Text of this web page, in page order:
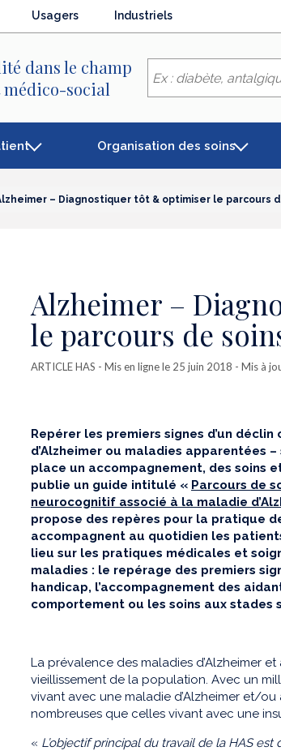
Usagers Industriels
dans le champ
social
Organisation des soins
– Diagnostiquer tôt & optimiser le parcours
Alzheimer –
le parcours de
ARTICLE HAS - Mis en ligne le 25 juin 2018 - Mis à
Repérer les premiers signes d’un
d’Alzheimer ou maladies apparentées
place un accompagnement, des soins
publie un guide intitulé « Parcours de
neurocognitif associé à la maladie
propose des repères pour la pratique
accompagnent au quotidien les
lieu sur les pratiques médicales et
maladies : le repérage des premiers
handicap, l’accompagnement des
comportement ou les soins aux stades
La prévalence des maladies d’Alzheimer
vieillissement de la population. Avec un
vivant avec une maladie d’Alzheimer et/
nombreuses que celles vivant avec une
« L’objectif principal du travail de la HAS